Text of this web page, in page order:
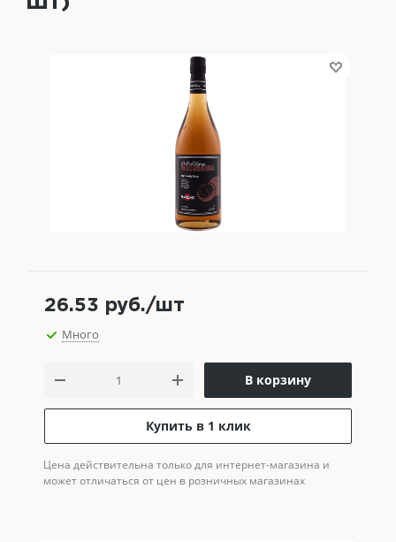
26.53 руб./шт
Много
В корзину
Купить в 1 клик
Цена действительна только для интернет-магазина и
может отличаться от цен в розничных магазинах